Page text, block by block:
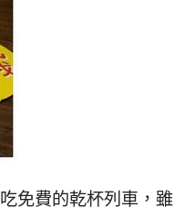
免費的乾杯列車，雖